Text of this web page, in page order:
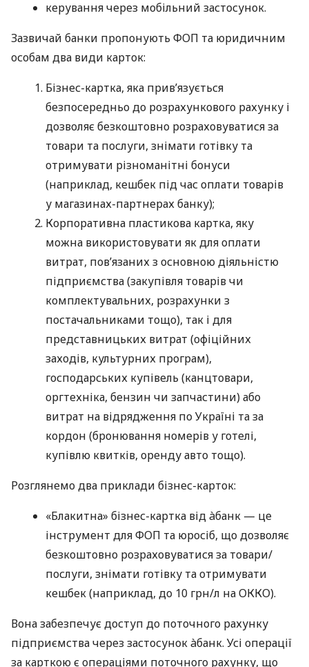
керування через мобільний застосунок.
Зазвичай банки пропонують ФОП та юридичним
особам два види карток:
Бізнес-картка, яка прив’язується
безпосередньо до розрахункового рахунку і
дозволяє безкоштовно розраховуватися за
товари та послуги, знімати готівку та
отримувати різноманітні бонуси
(наприклад, кешбек під час оплати товарів
у магазинах-партнерах банку);
Корпоративна пластикова картка, яку
можна використовувати як для оплати
витрат, пов’язаних з основною діяльністю
підприємства (закупівля товарів чи
комплектувальних, розрахунки з
постачальниками тощо), так і для
представницьких витрат (офіційних
заходів, культурних програм),
господарських купівель (канцтовари,
оргтехніка, бензин чи запчастини) або
витрат на відрядження по Україні та за
кордон (бронювання номерів у готелі,
купівлю квитків, оренду авто тощо).
Розглянемо два приклади бізнес-карток:
«Блакитна» бізнес-картка від àбанк — це
інструмент для ФОП та юросіб, що дозволяє
безкоштовно розраховуватися за товари/
послуги, знімати готівку та отримувати
кешбек (наприклад, до 10 грн/л на ОККО).
Вона забезпечує доступ до поточного рахунку
підприємства через застосунок àбанк. Усі операції
за карткою є операціями поточного рахунку, що